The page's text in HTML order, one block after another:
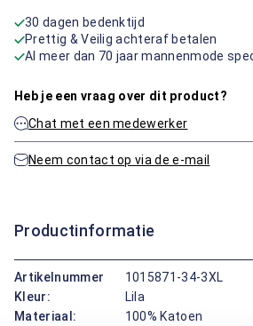
30 dagen bedenktijd
Prettig & Veilig achteraf betalen
Al meer dan 70 jaar mannenmode
Heb je een vraag over dit product?
Chat met een medewerker
Neem contact op via de e-mail
Productinformatie
Artikelnummer
1015871-34-3XL
Kleur:
Lila
Materiaal:
100% Katoen